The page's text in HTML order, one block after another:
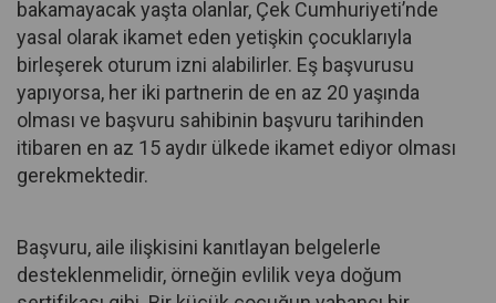
bakamayacak yaşta olanlar, Çek Cumhuriyeti’nde
yasal olarak ikamet eden yetişkin çocuklarıyla
birleşerek oturum izni alabilirler. Eş başvurusu
yapıyorsa, her iki partnerin de en az 20 yaşında
olması ve başvuru sahibinin başvuru tarihinden
itibaren en az 15 aydır ülkede ikamet ediyor olması
gerekmektedir.
Başvuru, aile ilişkisini kanıtlayan belgelerle
desteklenmelidir, örneğin evlilik veya doğum